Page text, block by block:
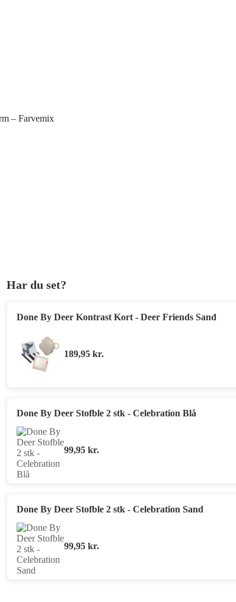
– Farvemix
Har du set?
Done By Deer Kontrast Kort - Deer Friends Sand
189,95 kr.
Done By Deer Stofble 2 stk - Celebration Blå
99,95 kr.
Done By Deer Stofble 2 stk - Celebration Sand
99,95 kr.